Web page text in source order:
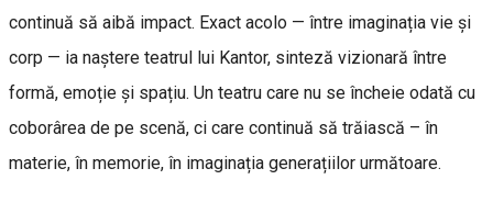
continuă să aibă impact. Exact acolo — între imaginația vie și
corp — ia naștere teatrul lui Kantor, sinteză vizionară între
formă, emoție și spațiu. Un teatru care nu se încheie odată cu
coborârea de pe scenă, ci care continuă să trăiască – în
materie, în memorie, în imaginația generațiilor următoare.